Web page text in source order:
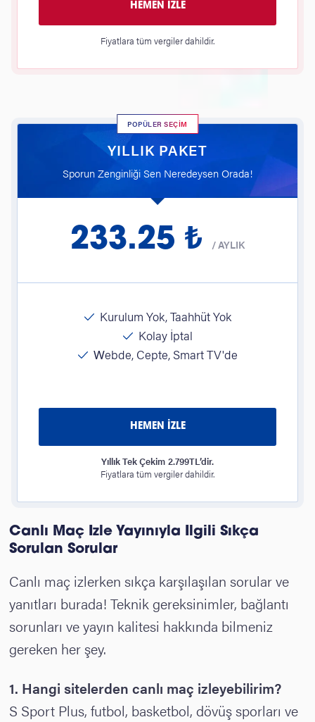
HEMEN İZLE
Fiyatlara tüm vergiler dahildir.
POPÜLER SEÇİM
YILLIK PAKET
Sporun Zenginliği Sen Neredeysen Orada!
233.25 ₺ /AYLIK
Kurulum Yok, Taahhüt Yok
Kolay İptal
Webde, Cepte, Smart TV'de
HEMEN İZLE
Yıllık Tek Çekim 2.799TL’dir.
Fiyatlara tüm vergiler dahildir.
Canlı Maç İzle Yayınıyla İlgili Sıkça
Sorulan Sorular
Canlı maç izlerken sıkça karşılaşılan sorular ve
yanıtları burada! Teknik gereksinimler, bağlantı
sorunları ve yayın kalitesi hakkında bilmeniz
gereken her şey.
1. Hangi sitelerden canlı maç izleyebilirim?
S Sport Plus, futbol, basketbol, dövüş sporları ve